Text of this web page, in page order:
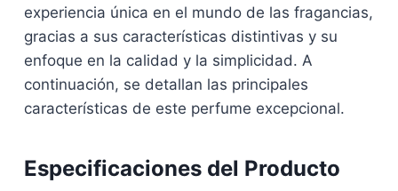
experiencia única en el mundo de las fragancias,
gracias a sus características distintivas y su
enfoque en la calidad y la simplicidad. A
continuación, se detallan las principales
características de este perfume excepcional.
Especificaciones del Producto